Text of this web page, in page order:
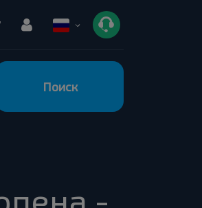
Поиск
-